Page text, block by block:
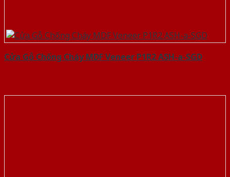
Cửa Gỗ Chống Cháy MDF Veneer P1R2 ASH-a-SGD